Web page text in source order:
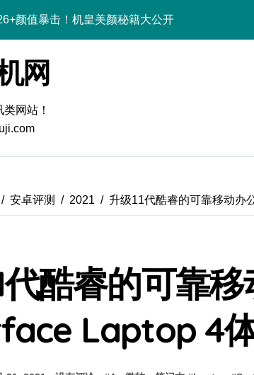
颜值暴击！机皇美颜秘籍大公开
S26上手玩转个性美化｜手机体验官必看
美化秘籍：个性定制，炫酷随行
C55 5G潮玩定制，焕新体验无限可能
C55 5G登场，美学新标杆！
S25+闪亮登场，这样美炸全场！
网
网站！
安卓评测 2021 升级11代酷睿的可靠移动办
代酷睿的可靠
Laptop 4